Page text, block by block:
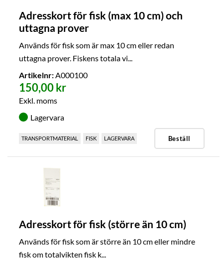
Adresskort för fisk (max 10 cm) och
uttagna prover
Används för fisk som är max 10 cm eller redan
uttagna prover. Fiskens totala vi...
Artikelnr:A000100
150,00 kr
Exkl. moms
Lagervara
TRANSPORTMATERIAL FISK LAGERVARA Beställ
Adresskort för fisk (större än 10 cm)
Används för fisk som är större än 10 cm eller mindre
fisk om totalvikten fisk k...